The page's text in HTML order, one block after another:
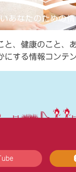
と、健康のこと、
にする情報コンテン